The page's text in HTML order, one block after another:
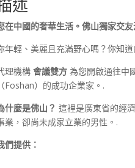
述
在中國的奢華生活。佛山獨家交
年輕、美麗且充滿野心嗎？你知
理機構會議雙方 為您開啟通往中
（Foshan）的成功企業家。.
什麼是佛山？ 這裡是廣東省的經
業，卻尚未成家立業的男性。.
們提供：